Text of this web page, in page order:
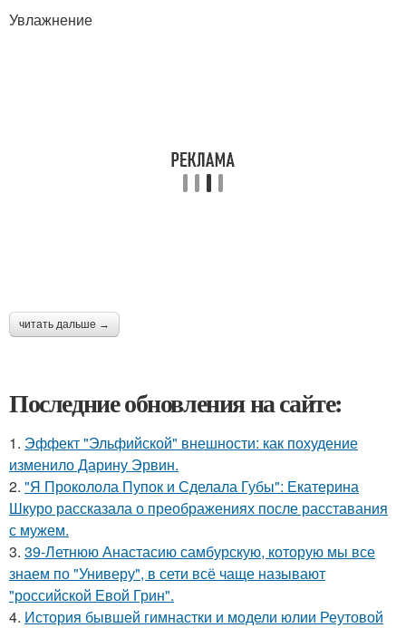
Увлажнение
читать дальше →
Последние обновления на сайте:
1. Эффект "Эльфийской" внешности: как похудение
изменило Дарину Эрвин.
2. "Я Проколола Пупок и Сделала Губы": Екатерина
Шкуро рассказала о преображениях после расставания
с мужем.
3. 39-Летнюю Анастасию самбурскую, которую мы все
знаем по "Универу", в сети всё чаще называют
"российской Евой Грин".
4. История бывшей гимнастки и модели юлии Реутовой